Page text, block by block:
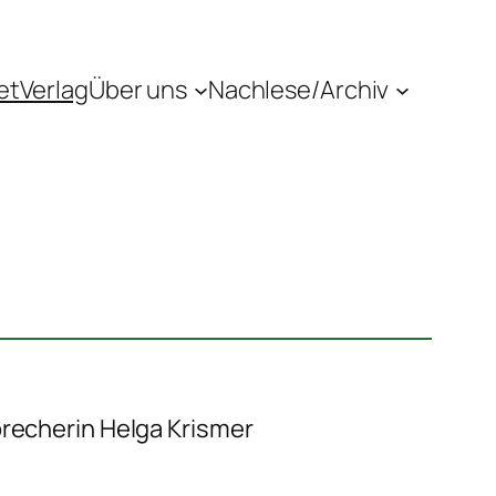
Über uns Nachlese/Archiv
Helga Krismer